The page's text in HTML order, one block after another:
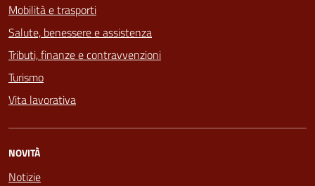
Mobilità e trasporti
Salute, benessere e assistenza
Tributi, finanze e contravvenzioni
Turismo
Vita lavorativa
NOVITÀ
Notizie